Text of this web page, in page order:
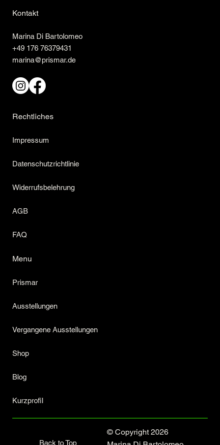
Kontakt
Marina Di Bartolomeo
+49 176 76379431
marina@prismar.de
Rechtliches
Impressum
Datenschutzrichtlinie
Widerrufsbelehrung
AGB
FAQ
Menu
Prismar
Ausstellungen
Vergangene Ausstellungen
Shop
Blog
Kurzprofil
© Copyright 2026
Back to Top